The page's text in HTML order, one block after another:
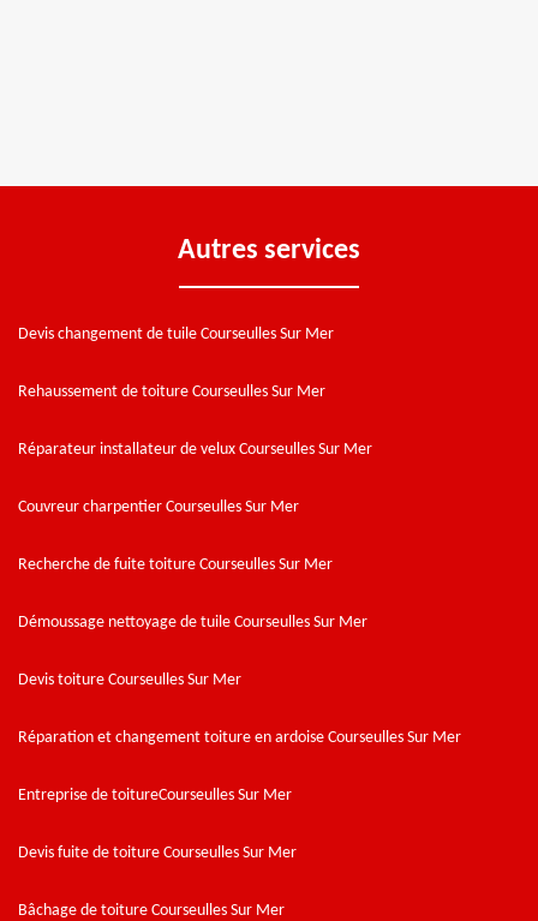
Autres services
Devis changement de tuile Courseulles Sur Mer
Rehaussement de toiture Courseulles Sur Mer
Réparateur installateur de velux Courseulles Sur Mer
Couvreur charpentier Courseulles Sur Mer
Recherche de fuite toiture Courseulles Sur Mer
Démoussage nettoyage de tuile Courseulles Sur Mer
Devis toiture Courseulles Sur Mer
Réparation et changement toiture en ardoise Courseulles Sur Mer
Entreprise de toitureCourseulles Sur Mer
Devis fuite de toiture Courseulles Sur Mer
Bâchage de toiture Courseulles Sur Mer